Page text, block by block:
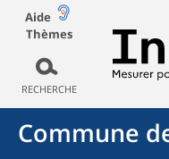
Aide
Thèmes
RECHERCHE
Commune